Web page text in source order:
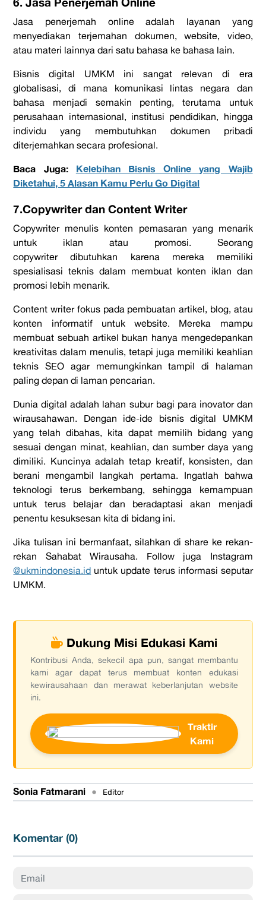
Jasa penerjemah online adalah layanan yang
menyediakan terjemahan dokumen, website, video,
atau materi lainnya dari satu bahasa ke bahasa lain.
Bisnis digital UMKM ini sangat relevan di era
globalisasi, di mana komunikasi lintas negara dan
bahasa menjadi semakin penting, terutama untuk
perusahaan internasional, institusi pendidikan, hingga
individu yang membutuhkan dokumen pribadi
diterjemahkan secara profesional.
Baca Juga: Kelebihan Bisnis Online yang Wajib
Diketahui, 5 Alasan Kamu Perlu Go Digital
7.Copywriter dan Content Writer
Copywritermenulis konten pemasaran yang menarik
untuk iklan atau promosi. Seorang
copywriterdibutuhkan karena mereka memiliki
spesialisasi teknis dalam membuat konten iklan dan
promosi lebih menarik.
Content writerfokus pada pembuatan artikel, blog, atau
konten informatif untuk website. Mereka mampu
membuat sebuah artikel bukan hanya mengedepankan
kreativitas dalam menulis, tetapi juga memiliki keahlian
teknis SEO agar memungkinkan tampil di halaman
paling depan di laman pencarian.
Dunia digital adalah lahan subur bagi para inovator dan
wirausahawan. Dengan ide-ide bisnis digital UMKM
yang telah dibahas, kita dapat memilih bidang yang
sesuai dengan minat, keahlian, dan sumber daya yang
dimiliki. Kuncinya adalah tetap kreatif, konsisten, dan
berani mengambil langkah pertama. Ingatlah bahwa
teknologi terus berkembang, sehingga kemampuan
untuk terus belajar dan beradaptasi akan menjadi
penentu kesuksesan kita di bidang ini.
Jika tulisan ini bermanfaat, silahkan di share ke rekan-
rekan Sahabat Wirausaha. Follow juga Instagram
@ukmindonesia.id untuk update terus informasi seputar
UMKM.
Dukung Misi Edukasi Kami
Kontribusi Anda, sekecil apa pun, sangat membantu
kami agar dapat terus membuat konten edukasi
kewirausahaan dan merawat keberlanjutan website
ini.
Traktir
Kami
Sonia Fatmarani • Editor
Komentar (0)